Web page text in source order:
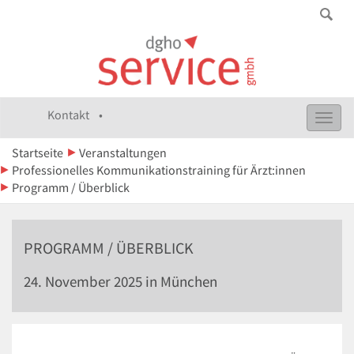
Kontakt •
Startseite
Veranstaltungen
Professionelles Kommunikationstraining für Ärzt:innen
Programm / Überblick
PROGRAMM / ÜBERBLICK
24. November 2025 in München